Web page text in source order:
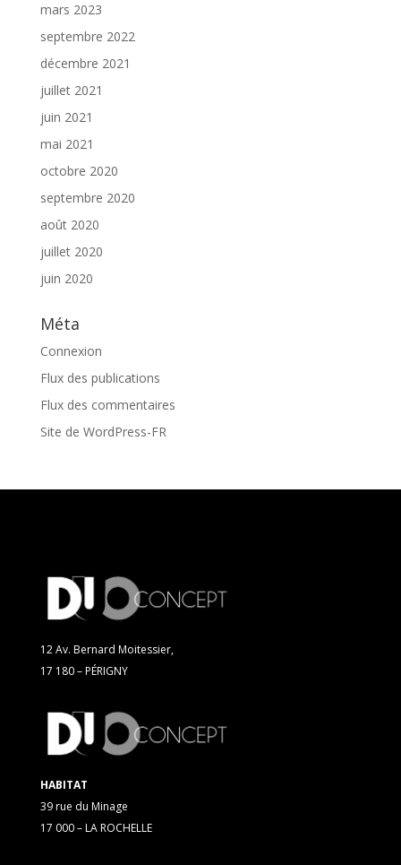
mars 2023
septembre 2022
décembre 2021
juillet 2021
juin 2021
mai 2021
octobre 2020
septembre 2020
août 2020
juillet 2020
juin 2020
Méta
Connexion
Flux des publications
Flux des commentaires
Site de WordPress-FR
12 Av. Bernard Moitessier,
17 180 – PÉRIGNY
HABITAT
39 rue du Minage
17 000 – LA ROCHELLE